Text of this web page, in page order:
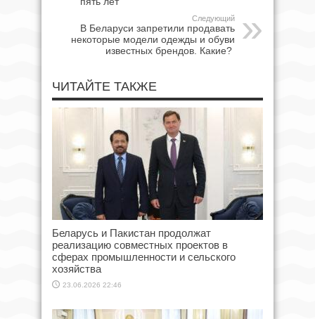
Следующий
В Беларуси запретили продавать
некоторые модели одежды и обуви
известных брендов. Какие?
ЧИТАЙТЕ ТАКЖЕ
Беларусь и Пакистан продолжат
реализацию совместных проектов в
сферах промышленности и сельского
хозяйства
23.06.2026 22:46